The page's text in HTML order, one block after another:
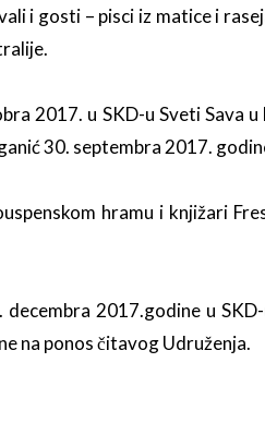
i gosti – pisci iz matice i
2017. u SKD-u Sveti
30. septembra 2017.
hramu i knjižari
2017.godine u
na ponos čitavog Udruženja.